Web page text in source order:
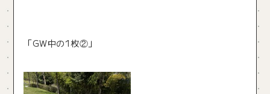
「GW中の1枚②」